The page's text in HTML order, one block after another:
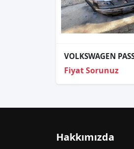
Fiyat Sorunuz
Hakkımızda